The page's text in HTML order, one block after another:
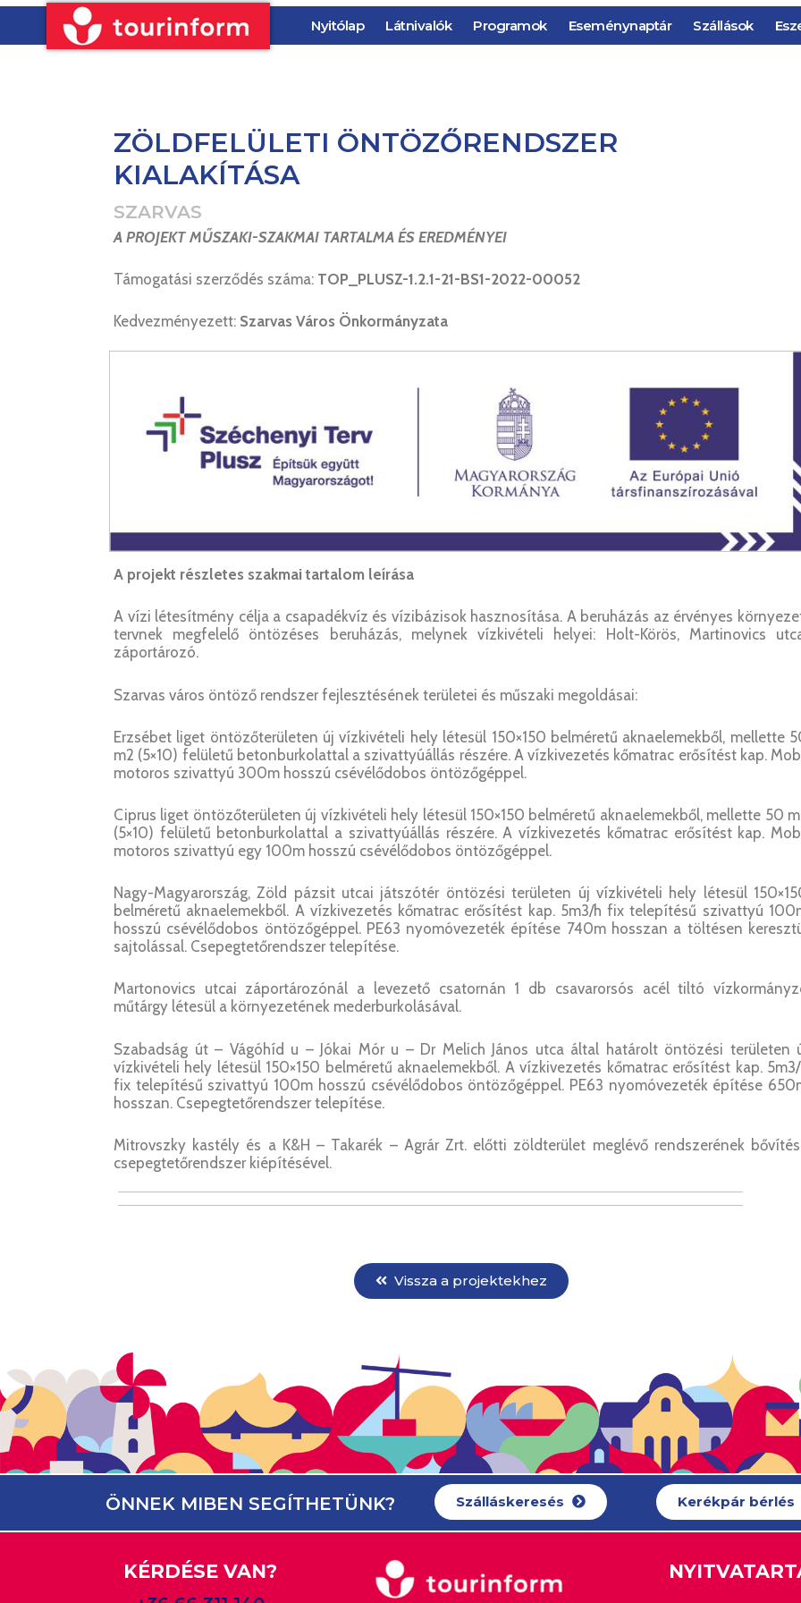
Nyitólap Látnivalók Programok Eseménynaptár Szállások
ZÖLDFELÜLETI ÖNTÖZŐRENDSZER
KIALAKÍTÁSA
SZARVAS
A PROJEKT MŰSZAKI-SZAKMAI TARTALMA ÉS EREDMÉNYEI
Támogatási szerződés száma: TOP_PLUSZ-1.2.1-21-BS1-2022-00052
Kedvezményezett: Szarvas Város Önkormányzata
A projekt részletes szakmai tartalom leírása
A vízi létesítmény célja a csapadékvíz és vízibázisok hasznosítása. A beruházás az érvényes
tervnek megfelelő öntözéses beruházás, melynek vízkivételi helyei: Holt-Körös, Martinovics
záportározó.
Szarvas város öntöző rendszer fejlesztésének területei és műszaki megoldásai:
Erzsébet liget öntözőterületen új vízkivételi hely létesül 150×150 belméretű aknaelemekből, mellette
m2 (5×10) felületű betonburkolattal a szivattyúállás részére. A vízkivezetés kőmatrac erősítést kap.
motoros szivattyú 300m hosszú csévélődobos öntözőgéppel.
Ciprus liget öntözőterületen új vízkivételi hely létesül 150×150 belméretű aknaelemekből, mellette 50
(5×10) felületű betonburkolattal a szivattyúállás részére. A vízkivezetés kőmatrac erősítést kap.
motoros szivattyú egy 100m hosszú csévélődobos öntözőgéppel.
Nagy-Magyarország, Zöld pázsit utcai játszótér öntözési területen új vízkivételi hely létesül
belméretű aknaelemekből. A vízkivezetés kőmatrac erősítést kap. 5m3/h fix telepítésű szivattyú
hosszú csévélődobos öntözőgéppel. PE63 nyomóvezeték építése 740m hosszan a töltésen
sajtolással. Csepegtetőrendszer telepítése.
Martonovics utcai záportározónál a levezető csatornán 1 db csavarorsós acél tiltó
műtárgy létesül a környezetének mederburkolásával.
Szabadság út – Vágóhíd u – Jókai Mór u – Dr Melich János utca által határolt öntözési területen
vízkivételi hely létesül 150×150 belméretű aknaelemekből. A vízkivezetés kőmatrac erősítést kap.
fix telepítésű szivattyú 100m hosszú csévélődobos öntözőgéppel. PE63 nyomóvezeték építése
hosszan. Csepegtetőrendszer telepítése.
Mitrovszky kastély és a K&H – Takarék – Agrár Zrt. előtti zöldterület meglévő rendszerének
csepegtetőrendszer kiépítésével.
Vissza a projektekhez
ÖNNEK MIBEN SEGÍTHETÜNK? Szálláskeresés Kerékpár bérlés
KÉRDÉSE VAN?